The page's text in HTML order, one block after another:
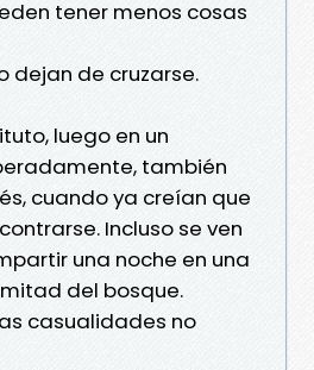
tener menos cosas
dejan de cruzarse.
luego en un
también
cuando ya creían que
Incluso se ven
una noche en una
del bosque.
casualidades no